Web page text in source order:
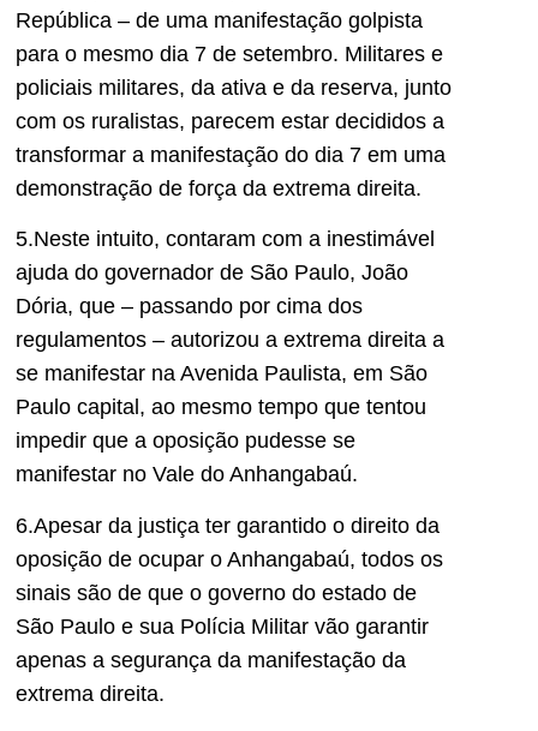
República – de uma manifestação golpista
para o mesmo dia 7 de setembro. Militares e
policiais militares, da ativa e da reserva, junto
com os ruralistas, parecem estar decididos a
transformar a manifestação do dia 7 em uma
demonstração de força da extrema direita.
5.Neste intuito, contaram com a inestimável
ajuda do governador de São Paulo, João
Dória, que – passando por cima dos
regulamentos – autorizou a extrema direita a
se manifestar na Avenida Paulista, em São
Paulo capital, ao mesmo tempo que tentou
impedir que a oposição pudesse se
manifestar no Vale do Anhangabaú.
6.Apesar da justiça ter garantido o direito da
oposição de ocupar o Anhangabaú, todos os
sinais são de que o governo do estado de
São Paulo e sua Polícia Militar vão garantir
apenas a segurança da manifestação da
extrema direita.